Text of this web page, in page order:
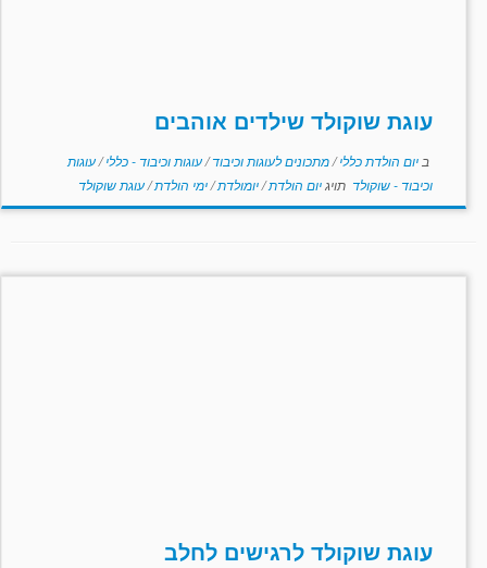
עוגת שוקולד שילדים אוהבים
ב יום הולדת כללי/מתכונים לעוגות וכיבוד/עוגות וכיבוד - כללי/עוגות
וכיבוד - שוקולד תויגיום הולדת/יומולדת/ימי הולדת/עוגת שוקולד
עוגת שוקולד לרגישים לחלב